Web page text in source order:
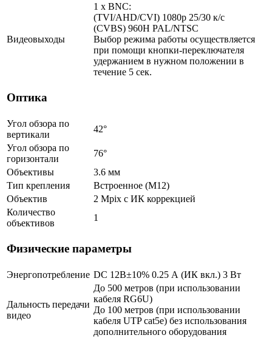
Видеовыходы
1 x BNC:
(TVI/AHD/CVI) 1080p 25/30 к/с
(CVBS) 960H PAL/NTSC
Выбор режима работы осуществляется
при помощи кнопки-переключателя
удержанием в нужном положении в
течение 5 сек.
Оптика
Угол обзора по
вертикали
42°
Угол обзора по
горизонтали
76°
Объективы
3.6 мм
Тип крепления
Встроенное (М12)
Объектив
2 Mpix c ИК коррекцией
Количество
объективов
1
Физические параметры
Энергопотребление DC 12В±10% 0.25 А (ИК вкл.) 3 Вт
Дальность передачи
видео
До 500 метров (при использовании
кабеля RG6U)
До 100 метров (при использовании
кабеля UTP cat5e) без использования
дополнительного оборудования